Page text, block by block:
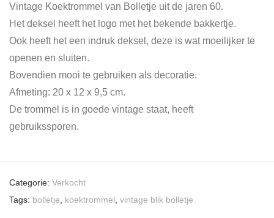
Vintage Koektrommel van Bolletje uit de jaren 60.
Het deksel heeft het logo met het bekende bakkertje.
Ook heeft het een indruk deksel, deze is wat moeilijker te
openen en sluiten.
Bovendien mooi te gebruiken als decoratie.
Afmeting: 20 x 12 x 9,5 cm.
De trommel is in goede vintage staat, heeft
gebruikssporen.
Categorie: Verkocht
Tags: bolletje koektrommel vintage blik bolletje